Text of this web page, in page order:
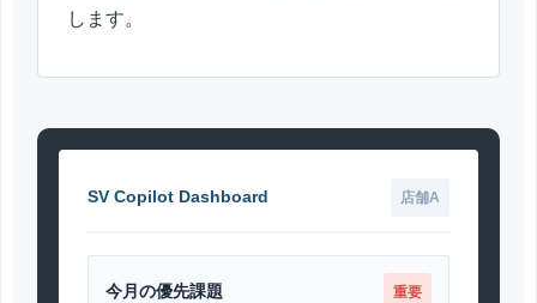
します。
SV Copilot Dashboard 店舗A
今月の優先課題 重要